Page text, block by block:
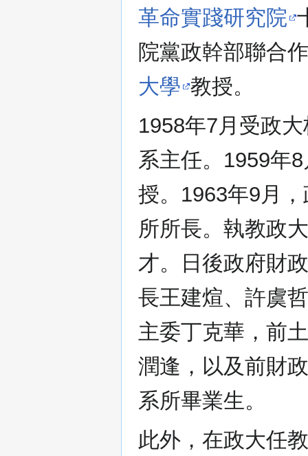
革命實踐研究院
院黨政幹部聯合
大學 教授。
1958年7月受政
系主任。1959年
授。1963年9月
所所長。執教政
才。日後政府財
長王建煊、許虞
主委丁克華，前
潤逢，以及前財
系所畢業生。
此外，在政大任